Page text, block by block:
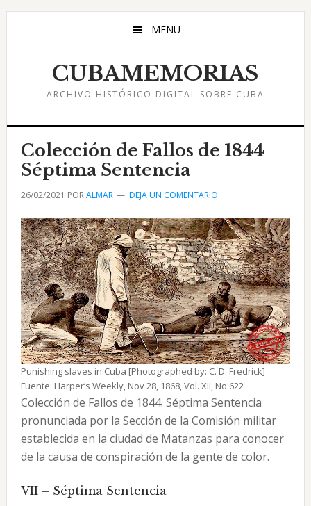
Saltar
Saltar
Saltar
MENU
CUBAMEMORIAS
ARCHIVO HISTÓRICO DIGITAL SOBRE CUBA
Colección de Fallos de 1844
Séptima Sentencia
26/02/2021 PORALMAR DEJA UN COMENTARIO
Punishing slaves in Cuba [Photographed by: C. D. Fredrick]
Fuente: Harper’s Weekly, Nov 28, 1868, Vol. XII, No.622
Colección de Fallos de 1844. Séptima Sentencia
pronunciada por la Sección de la Comisión militar
establecida en la ciudad de Matanzas para conocer
de la causa de conspiración de la gente de color.
VII – Séptima Sentencia